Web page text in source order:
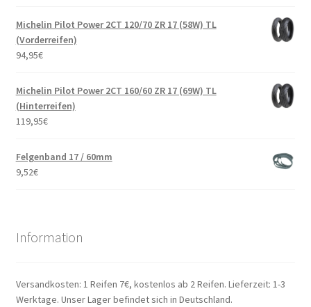
Michelin Pilot Power 2CT 120/70 ZR 17 (58W) TL
(Vorderreifen)
94,95€
Michelin Pilot Power 2CT 160/60 ZR 17 (69W) TL
(Hinterreifen)
119,95€
Felgenband 17 / 60mm
9,52€
Information
Versandkosten: 1 Reifen 7€, kostenlos ab 2 Reifen. Lieferzeit: 1-3
Werktage. Unser Lager befindet sich in Deutschland.